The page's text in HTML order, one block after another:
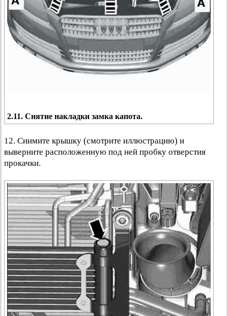
2.11. Снятие накладки замка капота.
12. Снимите крышку (смотрите иллюстрацию) и
выверните расположенную под ней пробку отверстия
прокачки.